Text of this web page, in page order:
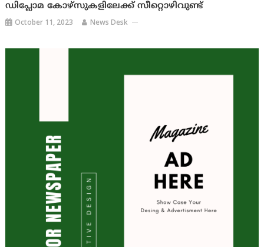
ഡിപ്ലോമ കോഴ്‌സുകളിലേക്ക് സീറ്റൊഴിവുണ്ട്
October 11, 2023 News Desk